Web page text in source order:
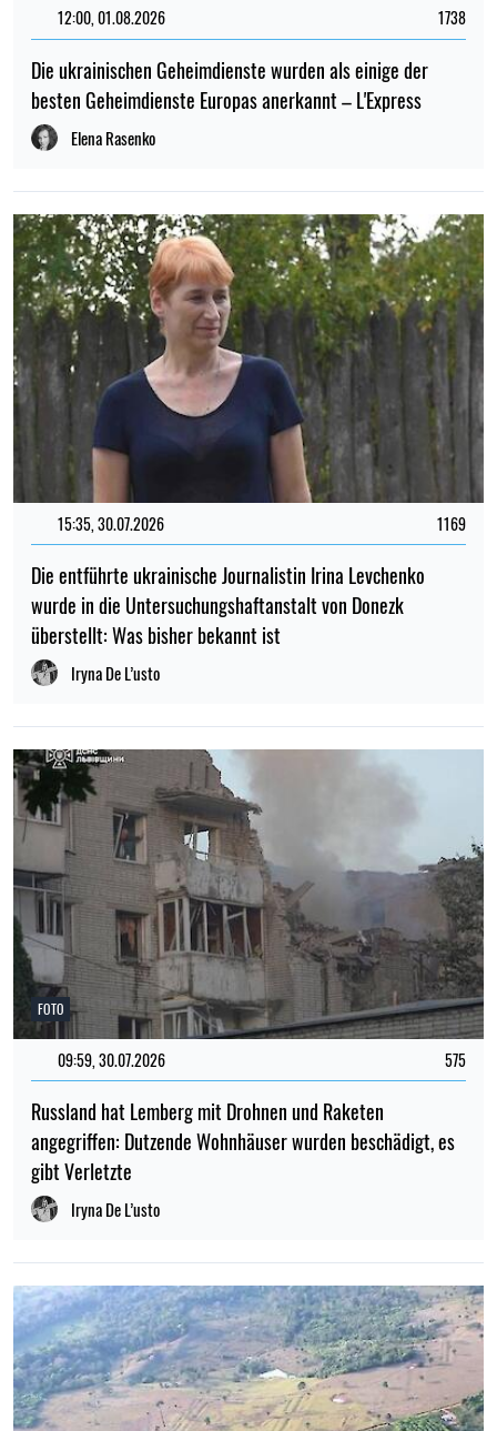
12:00, 01.08.2026 1738
Die ukrainischen Geheimdienste wurden als einige der
besten Geheimdienste Europas anerkannt – L'Express
Elena Rasenko
15:35, 30.07.2026 1169
Die entführte ukrainische Journalistin Irina Levchenko
wurde in die Untersuchungshaftanstalt von Donezk
überstellt: Was bisher bekannt ist
Iryna De L’usto
FOTO
09:59, 30.07.2026 575
Russland hat Lemberg mit Drohnen und Raketen
angegriffen: Dutzende Wohnhäuser wurden beschädigt, es
gibt Verletzte
Iryna De L’usto